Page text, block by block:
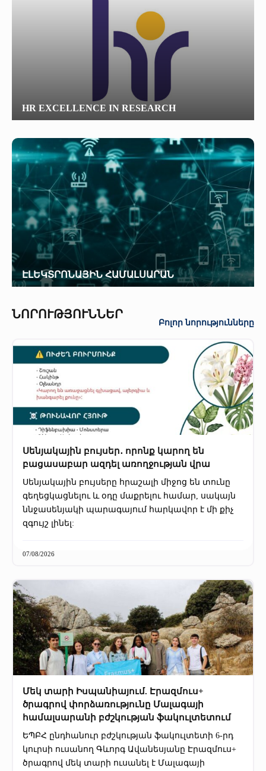
«Հերացի» արհեստակցական կազմակերպություն
HR EXCELLENCE IN RESEARCH
ԷԼԵԿՏՐՈՆԱՅԻՆ ՀԱՄԱԼՍԱՐԱՆ
ՆՈՐՈՒԹՅՈՒՆՆԵՐ
Բոլոր նորությունները
Սենյակային բույսեր․ որոնք կարող են
բացասաբար ազդել առողջության վրա
Սենյակային բույսերը հրաշալի միջոց են տունը
գեղեցկացնելու և օդը մաքրելու համար, սակայն
ննջասենյակի պարագայում հարկավոր է մի քիչ
զգույշ լինել:
07/08/2026
Մեկ տարի Իսպանիայում. Էրազմուս+
ծրագրով փորձառությունը Մալագայի
համալսարանի բժշկության ֆակուլտետում
ԵՊԲՀ ընդհանուր բժշկության ֆակուլտետի 6-րդ
կուրսի ուսանող Գևորգ Ավանեսյանը Էրազմուս+
ծրագրով մեկ տարի ուսանել է Մալագայի